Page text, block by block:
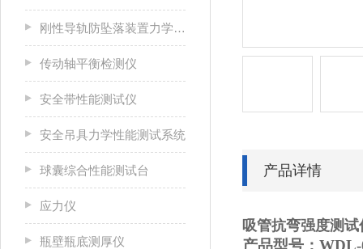
刚性导轨防坠落装置力学性能测试系统
传动轴平衡检测仪
安全带性能测试仪
安全吊具力学性能测试系统
球囊综合性能测试台
应力仪
瓶壁瓶底测厚仪
产品详情
吸管抗弯强度测试
产品型号： WDL-